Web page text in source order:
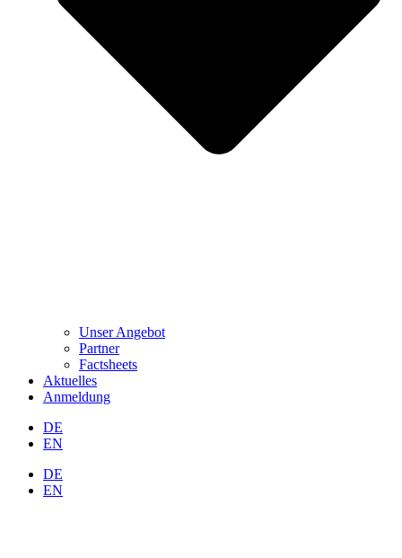
Unser Angebot
Partner
Factsheets
Aktuelles
Anmeldung
DE
EN
DE
EN